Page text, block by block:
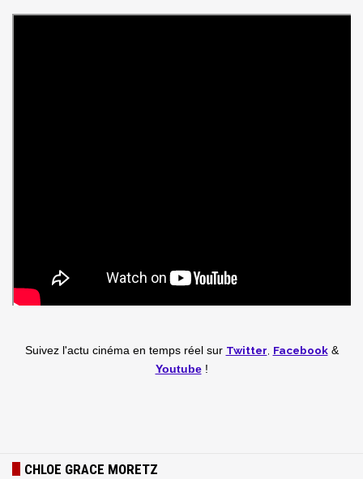
Suivez l'actu cinéma en temps réel sur Twitter, Facebook&
Youtube!
CHLOE GRACE MORETZ